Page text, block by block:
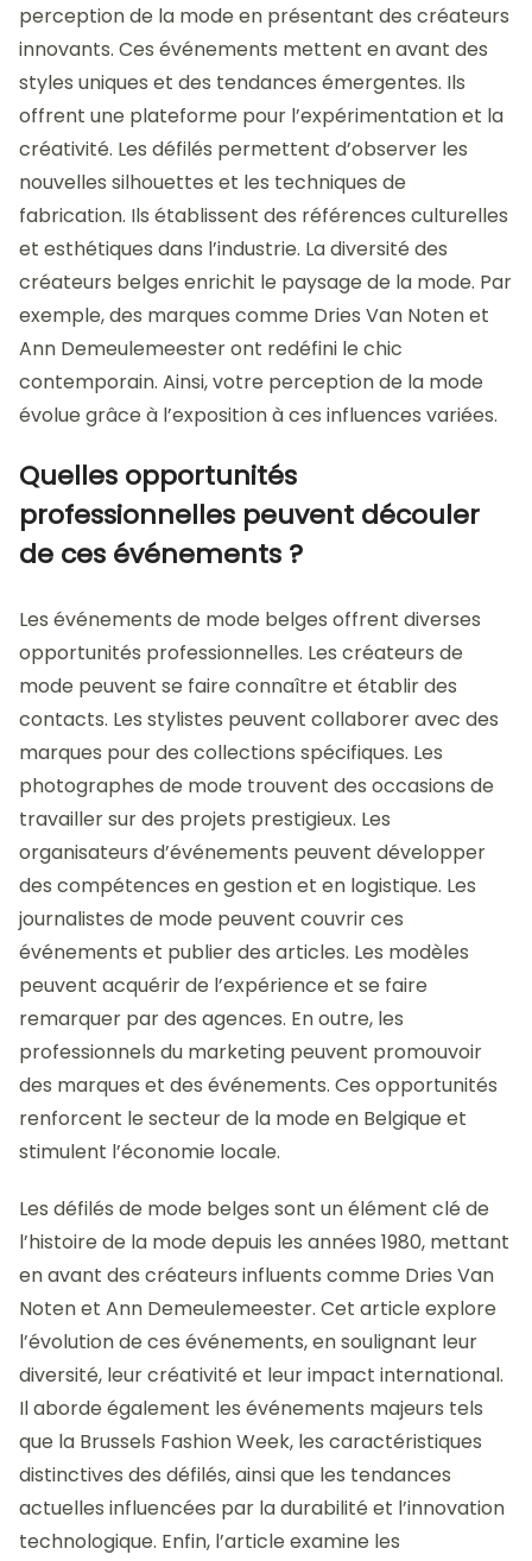
perception de la mode en présentant des créateurs
innovants. Ces événements mettent en avant des
styles uniques et des tendances émergentes. Ils
offrent une plateforme pour l’expérimentation et la
créativité. Les défilés permettent d’observer les
nouvelles silhouettes et les techniques de
fabrication. Ils établissent des références culturelles
et esthétiques dans l’industrie. La diversité des
créateurs belges enrichit le paysage de la mode. Par
exemple, des marques comme Dries Van Noten et
Ann Demeulemeester ont redéfini le chic
contemporain. Ainsi, votre perception de la mode
évolue grâce à l’exposition à ces influences variées.
Quelles opportunités
professionnelles peuvent découler
de ces événements ?
Les événements de mode belges offrent diverses
opportunités professionnelles. Les créateurs de
mode peuvent se faire connaître et établir des
contacts. Les stylistes peuvent collaborer avec des
marques pour des collections spécifiques. Les
photographes de mode trouvent des occasions de
travailler sur des projets prestigieux. Les
organisateurs d’événements peuvent développer
des compétences en gestion et en logistique. Les
journalistes de mode peuvent couvrir ces
événements et publier des articles. Les modèles
peuvent acquérir de l’expérience et se faire
remarquer par des agences. En outre, les
professionnels du marketing peuvent promouvoir
des marques et des événements. Ces opportunités
renforcent le secteur de la mode en Belgique et
stimulent l’économie locale.
Les défilés de mode belges sont un élément clé de
l’histoire de la mode depuis les années 1980, mettant
en avant des créateurs influents comme Dries Van
Noten et Ann Demeulemeester. Cet article explore
l’évolution de ces événements, en soulignant leur
diversité, leur créativité et leur impact international.
Il aborde également les événements majeurs tels
que la Brussels Fashion Week, les caractéristiques
distinctives des défilés, ainsi que les tendances
actuelles influencées par la durabilité et l’innovation
technologique. Enfin, l’article examine les